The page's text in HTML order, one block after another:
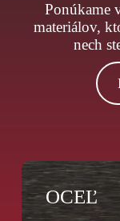
Ponúkame
materiálov,
nech
OCEĽ